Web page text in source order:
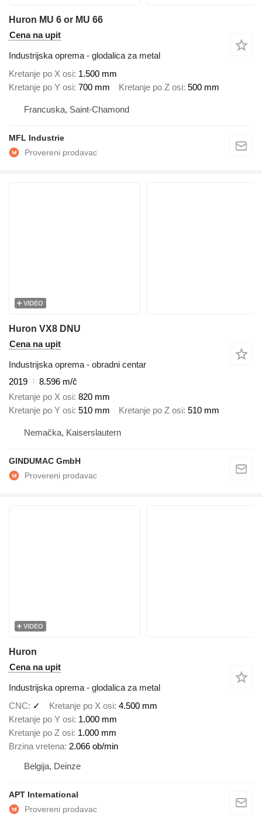
Huron MU 6 or MU 66
Cena na upit
Industrijska oprema - glodalica za metal
Kretanje po X osi 1.500 mm
Kretanje po Y osi 700 mm Kretanje po Z osi 500 mm
Francuska, Saint-Chamond
MFL Industrie
VIDEO
Huron VX8 DNU
Cena na upit
Industrijska oprema - obradni centar
2019
8.596 m/č
Kretanje po X osi 820 mm
Kretanje po Y osi 510 mm Kretanje po Z osi 510 mm
Nemačka, Kaiserslautern
GINDUMAC GmbH
VIDEO
Huron
Cena na upit
Industrijska oprema - glodalica za metal
CNC
✓ Kretanje po X osi 4.500 mm
Kretanje po Y osi 1.000 mm
Kretanje po Z osi 1.000 mm
Brzina vretena 2.066 ob/min
Belgija, Deinze
APT International